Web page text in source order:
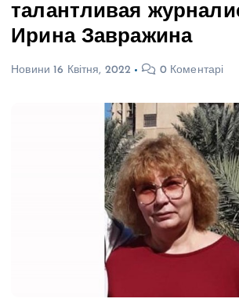
талантливая
Ирина Завражина
Новини 16 Квітня, 2022 0 Коментарі